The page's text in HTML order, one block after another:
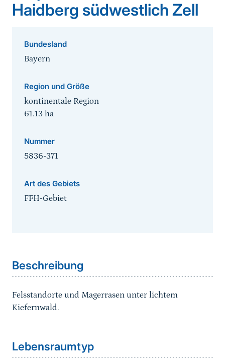
Haidberg südwestlich Zell
Bundesland
Bayern
Region und Größe
kontinentale Region
61.13 ha
Nummer
5836-371
Art des Gebiets
FFH-Gebiet
Beschreibung
Felsstandorte und Magerrasen unter lichtem
Kiefernwald.
Lebensraumtyp